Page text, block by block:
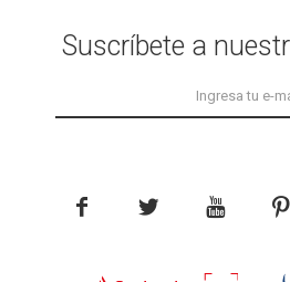
Suscríbete a
   